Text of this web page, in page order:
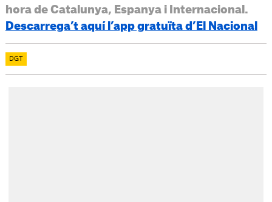
hora de Catalunya, Espanya i Internacional.
Descarrega’t aquí l’app gratuïta d’El Nacional
DGT